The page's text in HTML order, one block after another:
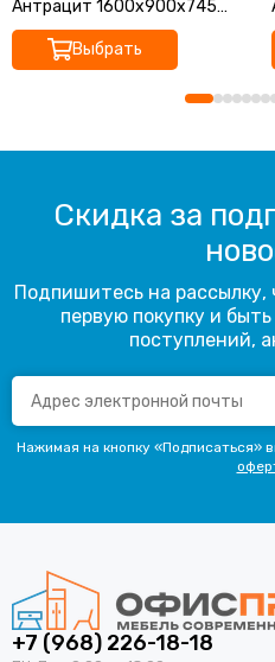
Антрацит 1600х900х745
ZENN
Выбрать
Скидка за
Подпишитесь на рассылку,
первую покупку и
поступлений,
Нажимая на кнопку «Подписаться»
+7 (968) 226-18-18